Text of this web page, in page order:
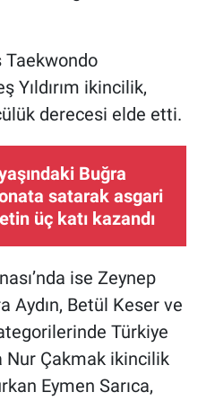
Taekwondo
Yıldırım ikincilik,
derecesi elde etti.
Buğra
satarak asgari
üç katı kazandı
ise Zeynep
Aydın, Betül Keser ve
Türkiye
Nur Çakmak ikincilik
Eymen Sarıca,